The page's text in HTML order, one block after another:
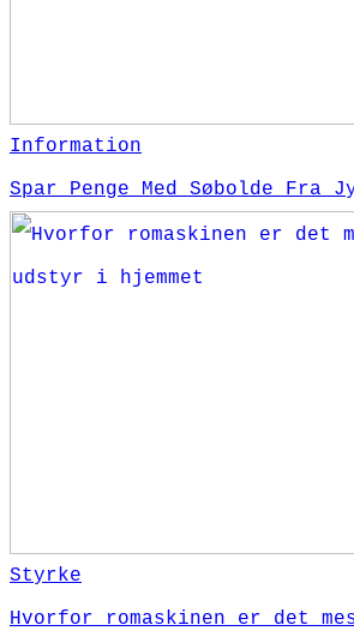
Information
Spar Penge Med Søbolde Fra
Styrke
Hvorfor romaskinen er det